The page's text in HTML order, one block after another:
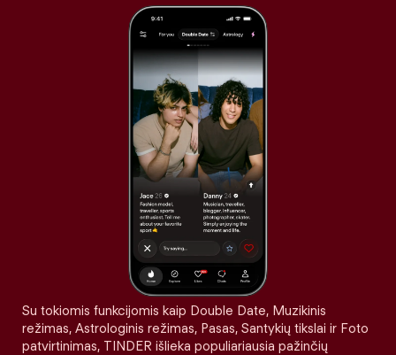
Su tokiomis funkcijomis kaip Double Date, Muzikinis
režimas, Astrologinis režimas, Pasas, Santykių tikslai ir Foto
patvirtinimas, TINDER išlieka populiariausia pažinčių